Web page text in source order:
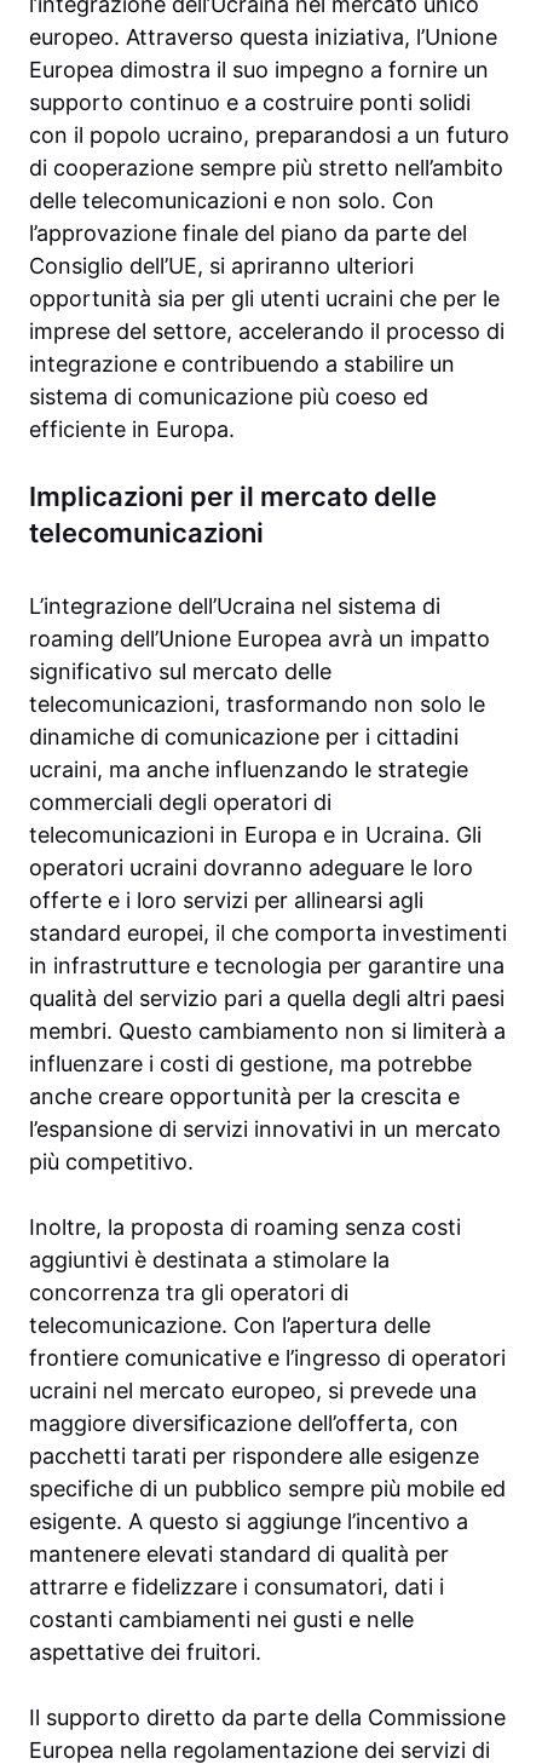
europeo. Attraverso questa iniziativa, l’Unione
Europea dimostra il suo impegno a fornire un
supporto continuo e a costruire ponti solidi
con il popolo ucraino, preparandosi a un futuro
di cooperazione sempre più stretto nell’ambito
delle telecomunicazioni e non solo. Con
l’approvazione finale del piano da parte del
Consiglio dell’UE, si apriranno ulteriori
opportunità sia per gli utenti ucraini che per le
imprese del settore, accelerando il processo di
integrazione e contribuendo a stabilire un
sistema di comunicazione più coeso ed
efficiente in Europa.
Implicazioni per il mercato delle
telecomunicazioni
L’integrazione dell’Ucraina nel sistema di
roaming dell’Unione Europea avrà un impatto
significativo sul mercato delle
telecomunicazioni, trasformando non solo le
dinamiche di comunicazione per i cittadini
ucraini, ma anche influenzando le strategie
commerciali degli operatori di
telecomunicazioni in Europa e in Ucraina. Gli
operatori ucraini dovranno adeguare le loro
offerte e i loro servizi per allinearsi agli
standard europei, il che comporta investimenti
in infrastrutture e tecnologia per garantire una
qualità del servizio pari a quella degli altri paesi
membri. Questo cambiamento non si limiterà a
influenzare i costi di gestione, ma potrebbe
anche creare opportunità per la crescita e
l’espansione di servizi innovativi in un mercato
più competitivo.
Inoltre, la proposta di roaming senza costi
aggiuntivi è destinata a stimolare la
concorrenza tra gli operatori di
telecomunicazione. Con l’apertura delle
frontiere comunicative e l’ingresso di operatori
ucraini nel mercato europeo, si prevede una
maggiore diversificazione dell’offerta, con
pacchetti tarati per rispondere alle esigenze
specifiche di un pubblico sempre più mobile ed
esigente. A questo si aggiunge l’incentivo a
mantenere elevati standard di qualità per
attrarre e fidelizzare i consumatori, dati i
costanti cambiamenti nei gusti e nelle
aspettative dei fruitori.
Il supporto diretto da parte della Commissione
Europea nella regolamentazione dei servizi di